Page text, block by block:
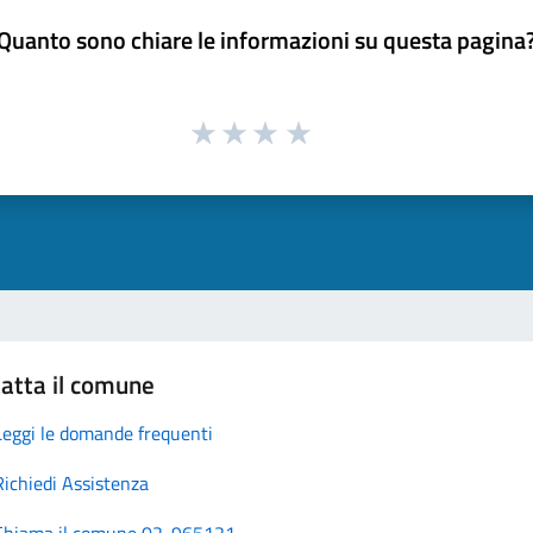
sono chiare le informazioni su questa
il comune
le domande frequenti
Assistenza